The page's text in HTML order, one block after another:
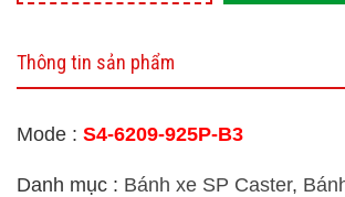
Thông tin sản phẩm
Mode : S4-6209-925P-B3
Danh mục : Bánh xe SP Caster,